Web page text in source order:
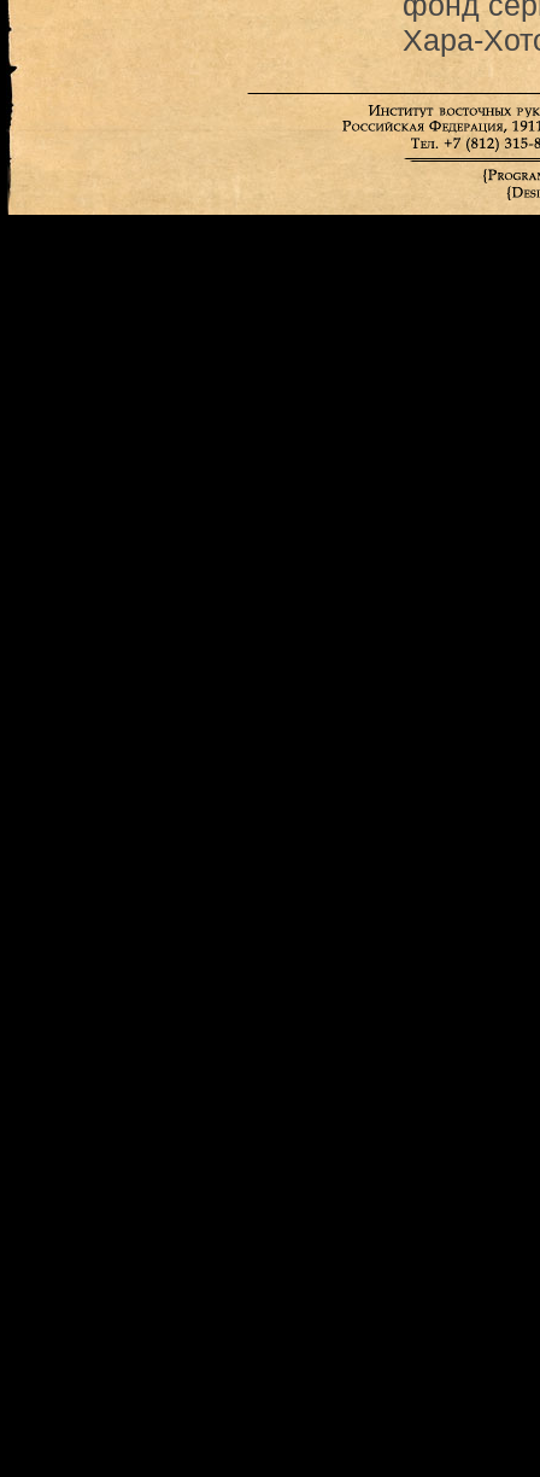
Хара-